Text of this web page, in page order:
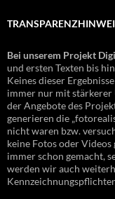
Bei unserem Projekt
und ersten Texten bis
Keines dieser
immer nur mit stärkerer
der Angebote des
generieren die
nicht waren bzw.
keine Fotos oder
immer schon gemacht,
werden wir auch